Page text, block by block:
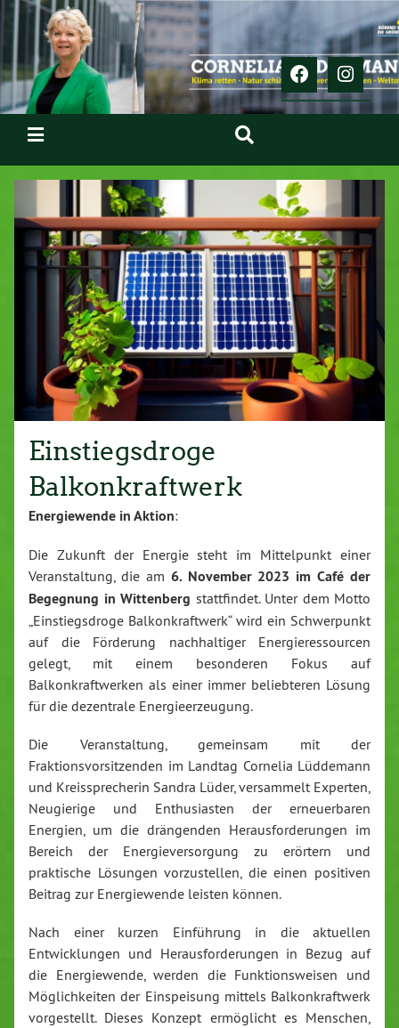
Einstiegsdroge
Balkonkraftwerk
Energiewende in Aktion:
Die Zukunft der Energie steht im Mittelpunkt einer
Veranstaltung, die am 6. November 2023 im Café der
Begegnung in Wittenberg stattfindet. Unter dem Motto
„Einstiegsdroge Balkonkraftwerk“ wird ein Schwerpunkt
auf die Förderung nachhaltiger Energieressourcen
gelegt, mit einem besonderen Fokus auf
Balkonkraftwerken als einer immer beliebteren Lösung
für die dezentrale Energieerzeugung.
Die Veranstaltung, gemeinsam mit der
Fraktionsvorsitzenden im Landtag Cornelia Lüddemann
und Kreissprecherin Sandra Lüder, versammelt Experten,
Neugierige und Enthusiasten der erneuerbaren
Energien, um die drängenden Herausforderungen im
Bereich der Energieversorgung zu erörtern und
praktische Lösungen vorzustellen, die einen positiven
Beitrag zur Energiewende leisten können.
Nach einer kurzen Einführung in die aktuellen
Entwicklungen und Herausforderungen in Bezug auf
die Energiewende, werden die Funktionsweisen und
Möglichkeiten der Einspeisung mittels Balkonkraftwerk
vorgestellt. Dieses Konzept ermöglicht es Menschen,